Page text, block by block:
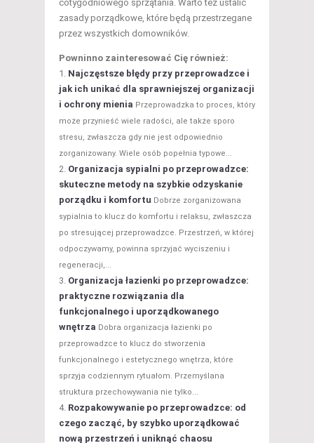
cotygodniowego sprzątania. Warto też ustalić
zasady porządkowe, które będą przestrzegane
przez wszystkich domowników.
Powninno zainteresować Cię również:
Najczęstsze błędy przy przeprowadzce i
jak ich unikać dla sprawniejszej organizacji
i ochrony mienia Przeprowadzka to proces, który
może przynieść wiele radości, ale także sporo
stresu, zwłaszcza gdy nie jest odpowiednio
zorganizowany. Wiele osób popełnia typowe...
Organizacja sypialni po przeprowadzce:
skuteczne metody na szybkie odzyskanie
porządku i komfortu Dobrze zorganizowana
sypialnia to klucz do komfortu i relaksu, zwłaszcza
po stresującej przeprowadzce. Przestrzeń, w której
odpoczywamy, powinna sprzyjać wyciszeniu i
regeneracji,...
Organizacja łazienki po przeprowadzce:
praktyczne rozwiązania dla
funkcjonalnego i uporządkowanego
wnętrza Dobra organizacja łazienki po
przeprowadzce to klucz do stworzenia
funkcjonalnego i estetycznego wnętrza, które
sprzyja codziennym rytuałom. Przemyślana
struktura przechowywania nie tylko...
Rozpakowywanie po przeprowadzce: od
czego zacząć, by szybko uporządkować
nową przestrzeń i uniknąć chaosu